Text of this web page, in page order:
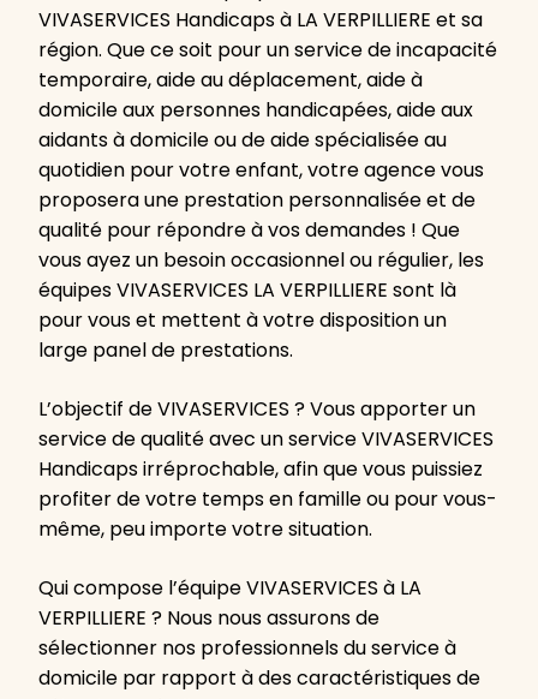
VIVASERVICES Handicaps à LA VERPILLIERE et sa
région. Que ce soit pour un service de incapacité
temporaire, aide au déplacement, aide à
domicile aux personnes handicapées, aide aux
aidants à domicile ou de aide spécialisée au
quotidien pour votre enfant, votre agence vous
proposera une prestation personnalisée et de
qualité pour répondre à vos demandes ! Que
vous ayez un besoin occasionnel ou régulier, les
équipes VIVASERVICES LA VERPILLIERE sont là
pour vous et mettent à votre disposition un
large panel de prestations.
L’objectif de VIVASERVICES ? Vous apporter un
service de qualité avec un service VIVASERVICES
Handicaps irréprochable, afin que vous puissiez
profiter de votre temps en famille ou pour vous-
même, peu importe votre situation.
Qui compose l’équipe VIVASERVICES à LA
VERPILLIERE ? Nous nous assurons de
sélectionner nos professionnels du service à
domicile par rapport à des caractéristiques de